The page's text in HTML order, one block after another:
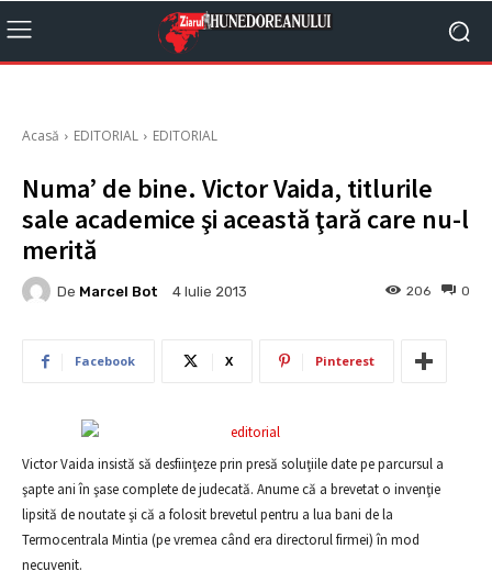
Acasă EDITORIAL EDITORIAL
Numa’ de bine. Victor Vaida, titlurile
sale academice şi această ţară care nu-l
merită
De Marcel Bot 4 Iulie 2013 0
206
Facebook X Pinterest
Victor Vaida insistă să desfiinţeze prin presă soluţiile date pe parcursul a
şapte ani în şase complete de judecată. Anume că a brevetat o invenţie
lipsită de noutate şi că a folosit brevetul pentru a lua bani de la
Termocentrala Mintia (pe vremea când era directorul firmei) în mod
necuvenit.